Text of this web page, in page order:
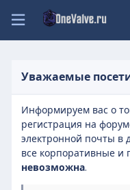
Уважаемые
Информируем вас о
регистрация на
электронной почты в
все корпоративные и
невозможна.